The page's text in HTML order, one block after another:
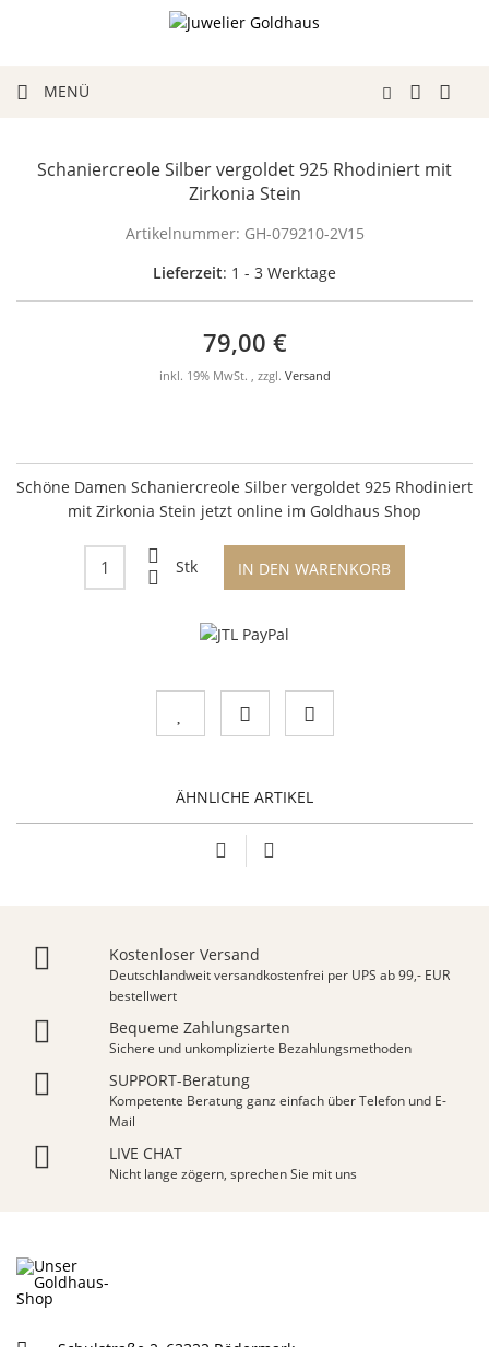
MENÜ
Schaniercreole Silber vergoldet 925 Rhodiniert mit
Zirkonia Stein
Artikelnummer: GH-079210-2V15
Lieferzeit: 1 - 3 Werktage
79,00 €
inkl. 19% MwSt. , zzgl. Versand
Schöne Damen Schaniercreole Silber vergoldet 925 Rhodiniert
mit Zirkonia Stein jetzt online im Goldhaus Shop
Stk IN DEN WARENKORB
ÄHNLICHE ARTIKEL
Kostenloser Versand
Deutschlandweit versandkostenfrei per UPS ab 99,- EUR
bestellwert
Bequeme Zahlungsarten
Sichere und unkomplizierte Bezahlungsmethoden
SUPPORT-Beratung
Kompetente Beratung ganz einfach über Telefon und E-
Mail
LIVE CHAT
Nicht lange zögern, sprechen Sie mit uns